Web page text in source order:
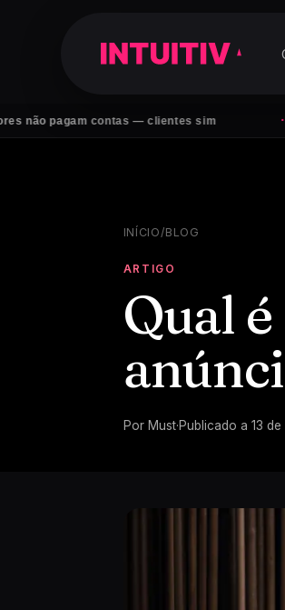
contas — clientes sim ·Pedidos
INÍCIO/BLOG
ARTIGO
Qual
Por Must·Publicado a 13